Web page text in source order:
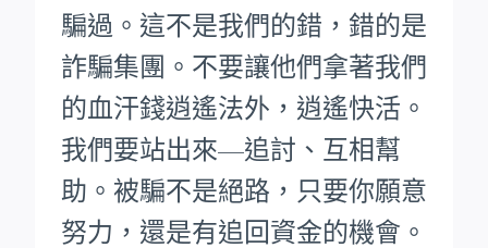
騙過。這不是我們的錯，錯的是
詐騙集團。不要讓他們拿著我們
的血汗錢逍遙法外，逍遙快活。
我們要站出來—追討、互相幫
助。被騙不是絕路，只要你願意
努力，還是有追回資金的機會。